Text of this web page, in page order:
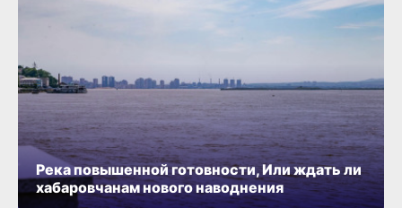
Река повышенной готовности, Или ждать ли
хабаровчанам нового наводнения